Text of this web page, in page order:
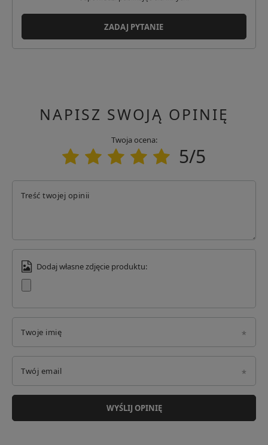
Kraj: Stany Zjednoczone
Adres email: info@aob.com
Kraj: Polska
ZADAJ PYTANIE
NAPISZ SWOJĄ OPINIĘ
Twoja ocena:
5/5
Treść twojej opinii
Dodaj własne zdjęcie produktu:
Twoje imię
Twój email
WYŚLIJ OPINIĘ